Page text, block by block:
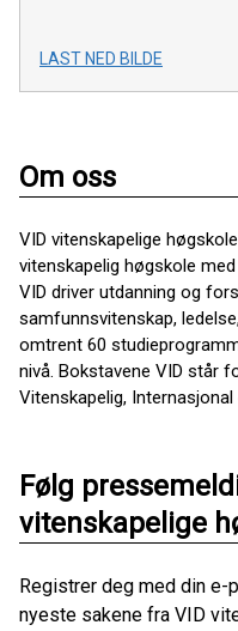
LAST NED BILDE
Om oss
VID vitenskapelige
vitenskapelig høgskole
VID driver utdanning og
samfunnsvitenskap,
omtrent 60
nivå. Bokstavene VID står
Vitenskapelig, Internasjonal
Følg
vitenskapelige
Registrer deg med din
nyeste sakene fra VID